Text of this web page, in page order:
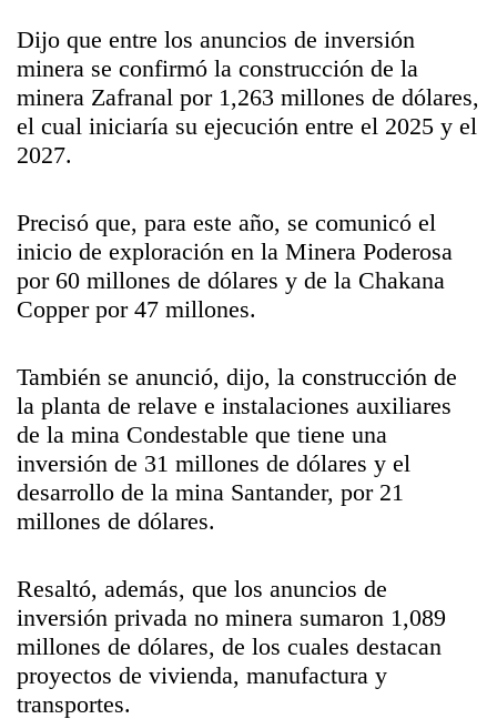
Dijo que entre los anuncios de inversión
minera se confirmó la construcción de la
minera Zafranal por 1,263 millones de dólares,
el cual iniciaría su ejecución entre el 2025 y el
2027.
Precisó que, para este año, se comunicó el
inicio de exploración en la Minera Poderosa
por 60 millones de dólares y de la Chakana
Copper por 47 millones.
También se anunció, dijo, la construcción de
la planta de relave e instalaciones auxiliares
de la mina Condestable que tiene una
inversión de 31 millones de dólares y el
desarrollo de la mina Santander, por 21
millones de dólares.
Resaltó, además, que los anuncios de
inversión privada no minera sumaron 1,089
millones de dólares, de los cuales destacan
proyectos de vivienda, manufactura y
transportes.